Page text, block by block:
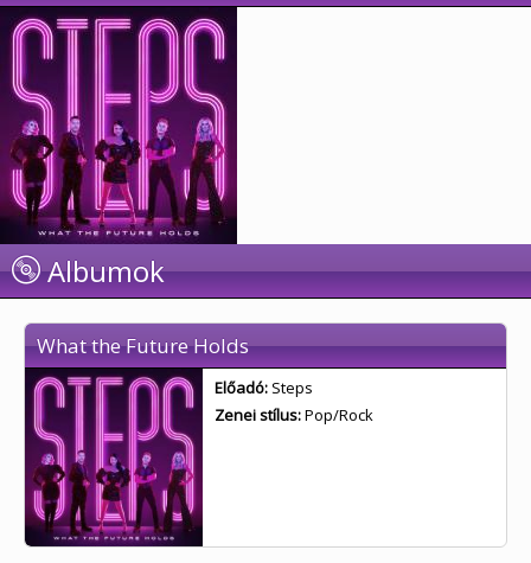
Albumok
What the Future Holds
Előadó: Steps
Zenei stílus:Pop/Rock